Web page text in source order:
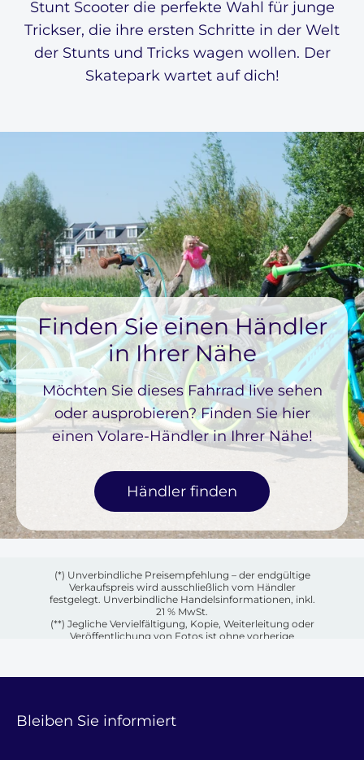
Stunt Scooter die perfekte Wahl für junge
Trickser, die ihre ersten Schritte in der Welt
der Stunts und Tricks wagen wollen. Der
Skatepark wartet auf dich!
Finden Sie einen Händler
in Ihrer Nähe
Möchten Sie dieses Fahrrad live sehen
oder ausprobieren? Finden Sie hier
einen Volare-Händler in Ihrer Nähe!
Händler finden
(*) Unverbindliche Preisempfehlung – der endgültige
Verkaufspreis wird ausschließlich vom Händler
festgelegt. Unverbindliche Handelsinformationen, inkl.
21 % MwSt.
(**) Jegliche Vervielfältigung, Kopie, Weiterleitung oder
Veröffentlichung von Fotos ist ohne vorherige
Bleiben Sie informiert